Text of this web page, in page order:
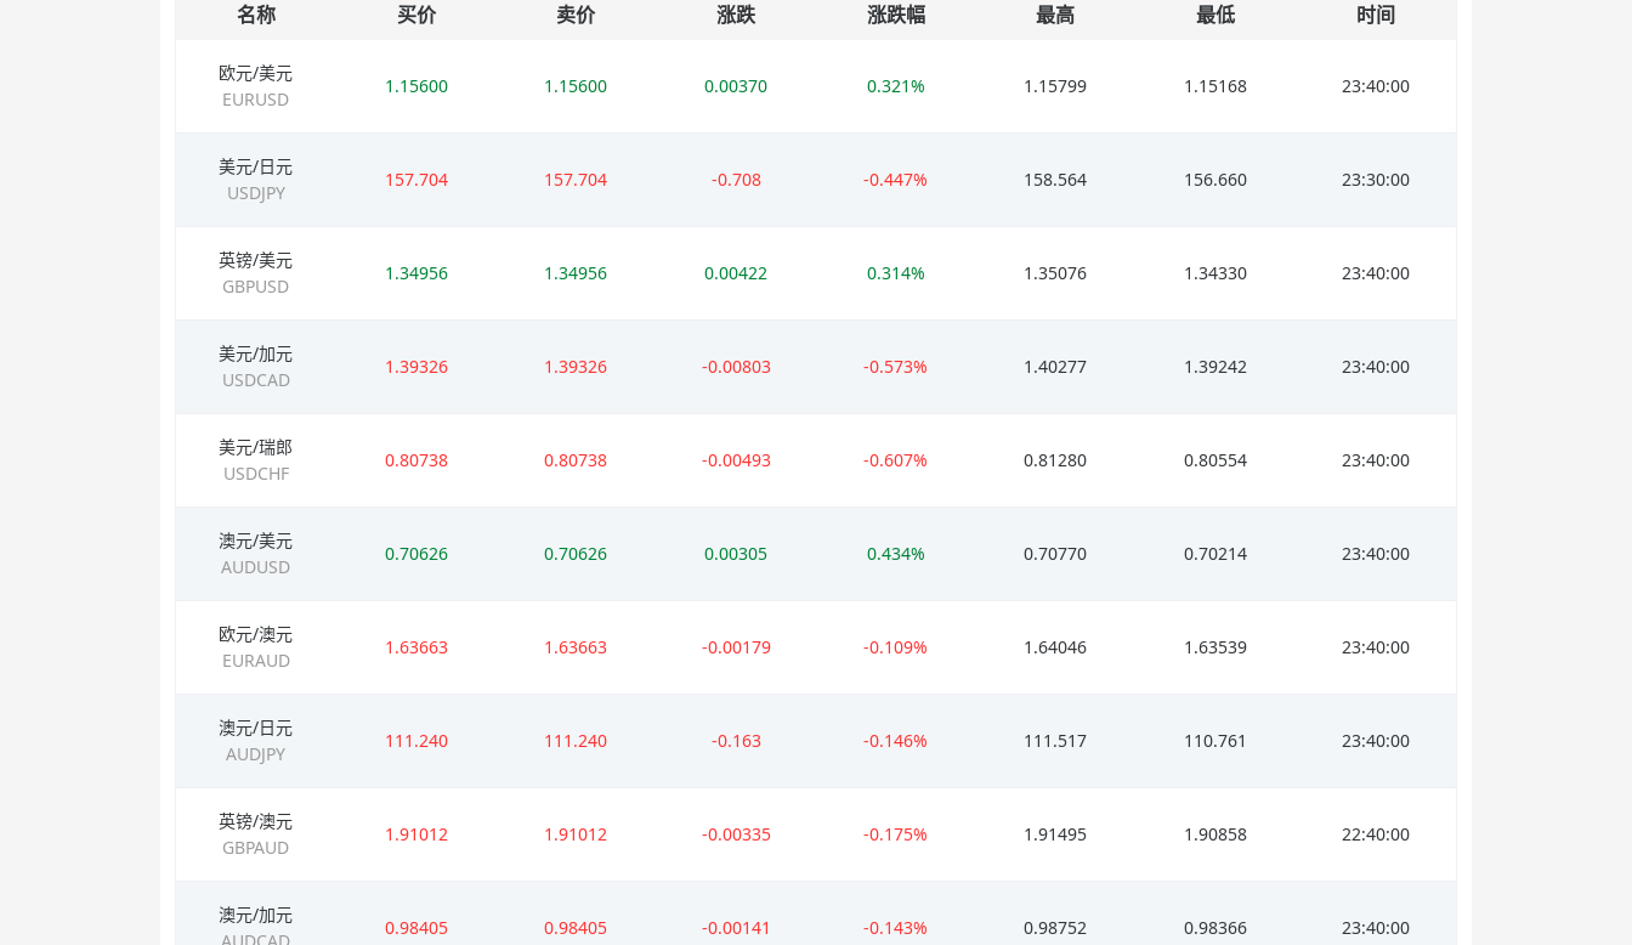
名称 买价 卖价 涨跌 涨跌幅 最高 最低 时间
欧元/美元
EURUSD
1.15600 1.15600 0.00370 0.321% 1.15799 1.15168 23:40:00
美元/日元
USDJPY
157.704 157.704 -0.708 -0.447% 158.564 156.660 23:30:00
英镑/美元
GBPUSD
1.34956 1.34956 0.00422 0.314% 1.35076 1.34330 23:40:00
美元/加元
USDCAD
1.39326 1.39326 -0.00803 -0.573% 1.40277 1.39242 23:40:00
美元/瑞郎
USDCHF
0.80738 0.80738 -0.00493 -0.607% 0.81280 0.80554 23:40:00
澳元/美元
AUDUSD
0.70626 0.70626 0.00305 0.434% 0.70770 0.70214 23:40:00
欧元/澳元
EURAUD
1.63663 1.63663 -0.00179 -0.109% 1.64046 1.63539 23:40:00
澳元/日元
AUDJPY
111.240 111.240 -0.163 -0.146% 111.517 110.761 23:40:00
英镑/澳元
GBPAUD
1.91012 1.91012 -0.00335 -0.175% 1.91495 1.90858 22:40:00
澳元/加元
0.98405 0.98405 -0.00141 -0.143% 0.98752 0.98366 23:40:00